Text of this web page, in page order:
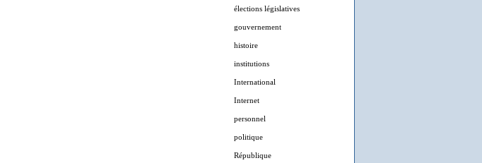
élections législatives
gouvernement
histoire
institutions
International
Internet
personnel
politique
République